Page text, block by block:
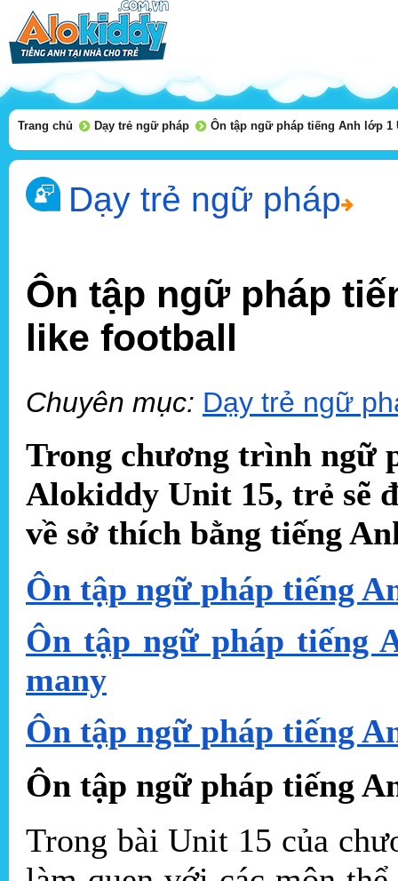
Trang chủ Dạy trẻ ngữ pháp Ôn tập ngữ pháp tiếng Anh lớp 1
Dạy trẻ ngữ pháp
Ôn tập ngữ pháp
like football
Chuyên mục: Dạy trẻ ngữ
Trong chương trình ngữ
Alokiddy Unit 15, trẻ sẽ
về sở thích bằng tiếng
Ôn tập ngữ pháp tiếng
Ôn tập ngữ pháp tiếng
many
Ôn tập ngữ pháp tiếng
Ôn tập ngữ pháp tiếng
Trong bài Unit 15 của